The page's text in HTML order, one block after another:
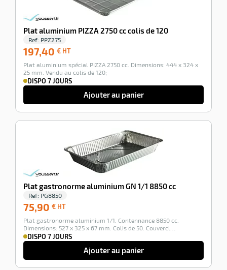
Plat aluminium PIZZA 2750 cc colis de 120
Ref: PPZ275
197,40 € HT
HT
Plat aluminium spécial PIZZA 2750 cc. Dimensions: 444 x 324 x
25 mm. Vendu au colis de 120;
DISPO 7 JOURS
Ajouter au panier
Plat gastronorme aluminium GN 1/1 8850 cc
Ref: PG8850
75,90 € HT
HT
Plat gastronorme aluminium 1/1. Contennance 8850 cc.
Dimensions: 527 x 325 x 67 mm. Colis de 50. Couvercl…
DISPO 7 JOURS
Ajouter au panier